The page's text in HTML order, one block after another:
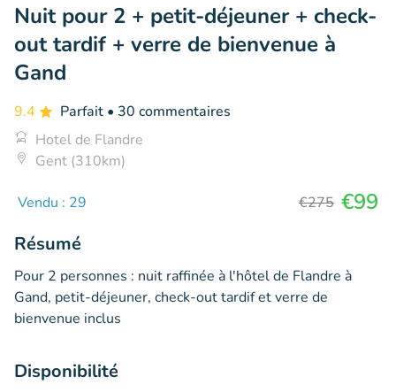
Nuit pour 2 + petit-déjeuner + check-
out tardif + verre de bienvenue à
Gand
9.4 Parfait • 30 commentaires
Hotel de Flandre
Gent (310km)
Vendu : 29 €275 €99
Résumé
Pour 2 personnes : nuit raffinée à l'hôtel de Flandre à
Gand, petit-déjeuner, check-out tardif et verre de
bienvenue inclus
Disponibilité